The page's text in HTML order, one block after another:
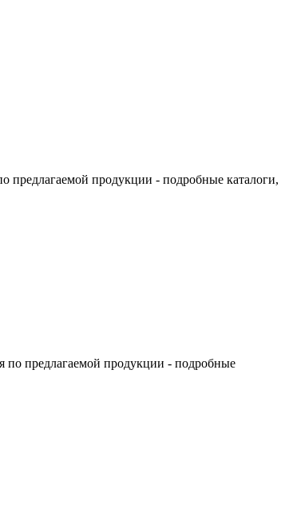
продукции - подробные каталоги,
предлагаемой продукции - подробные